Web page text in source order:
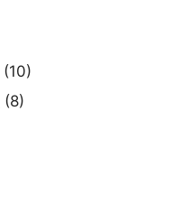
(10)
(8)